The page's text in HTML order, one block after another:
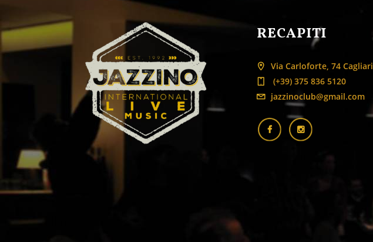
RECAPITI
Via Carloforte, 74 Cagliari
(+39) 375 836 5120
jazzinoclub@gmail.com